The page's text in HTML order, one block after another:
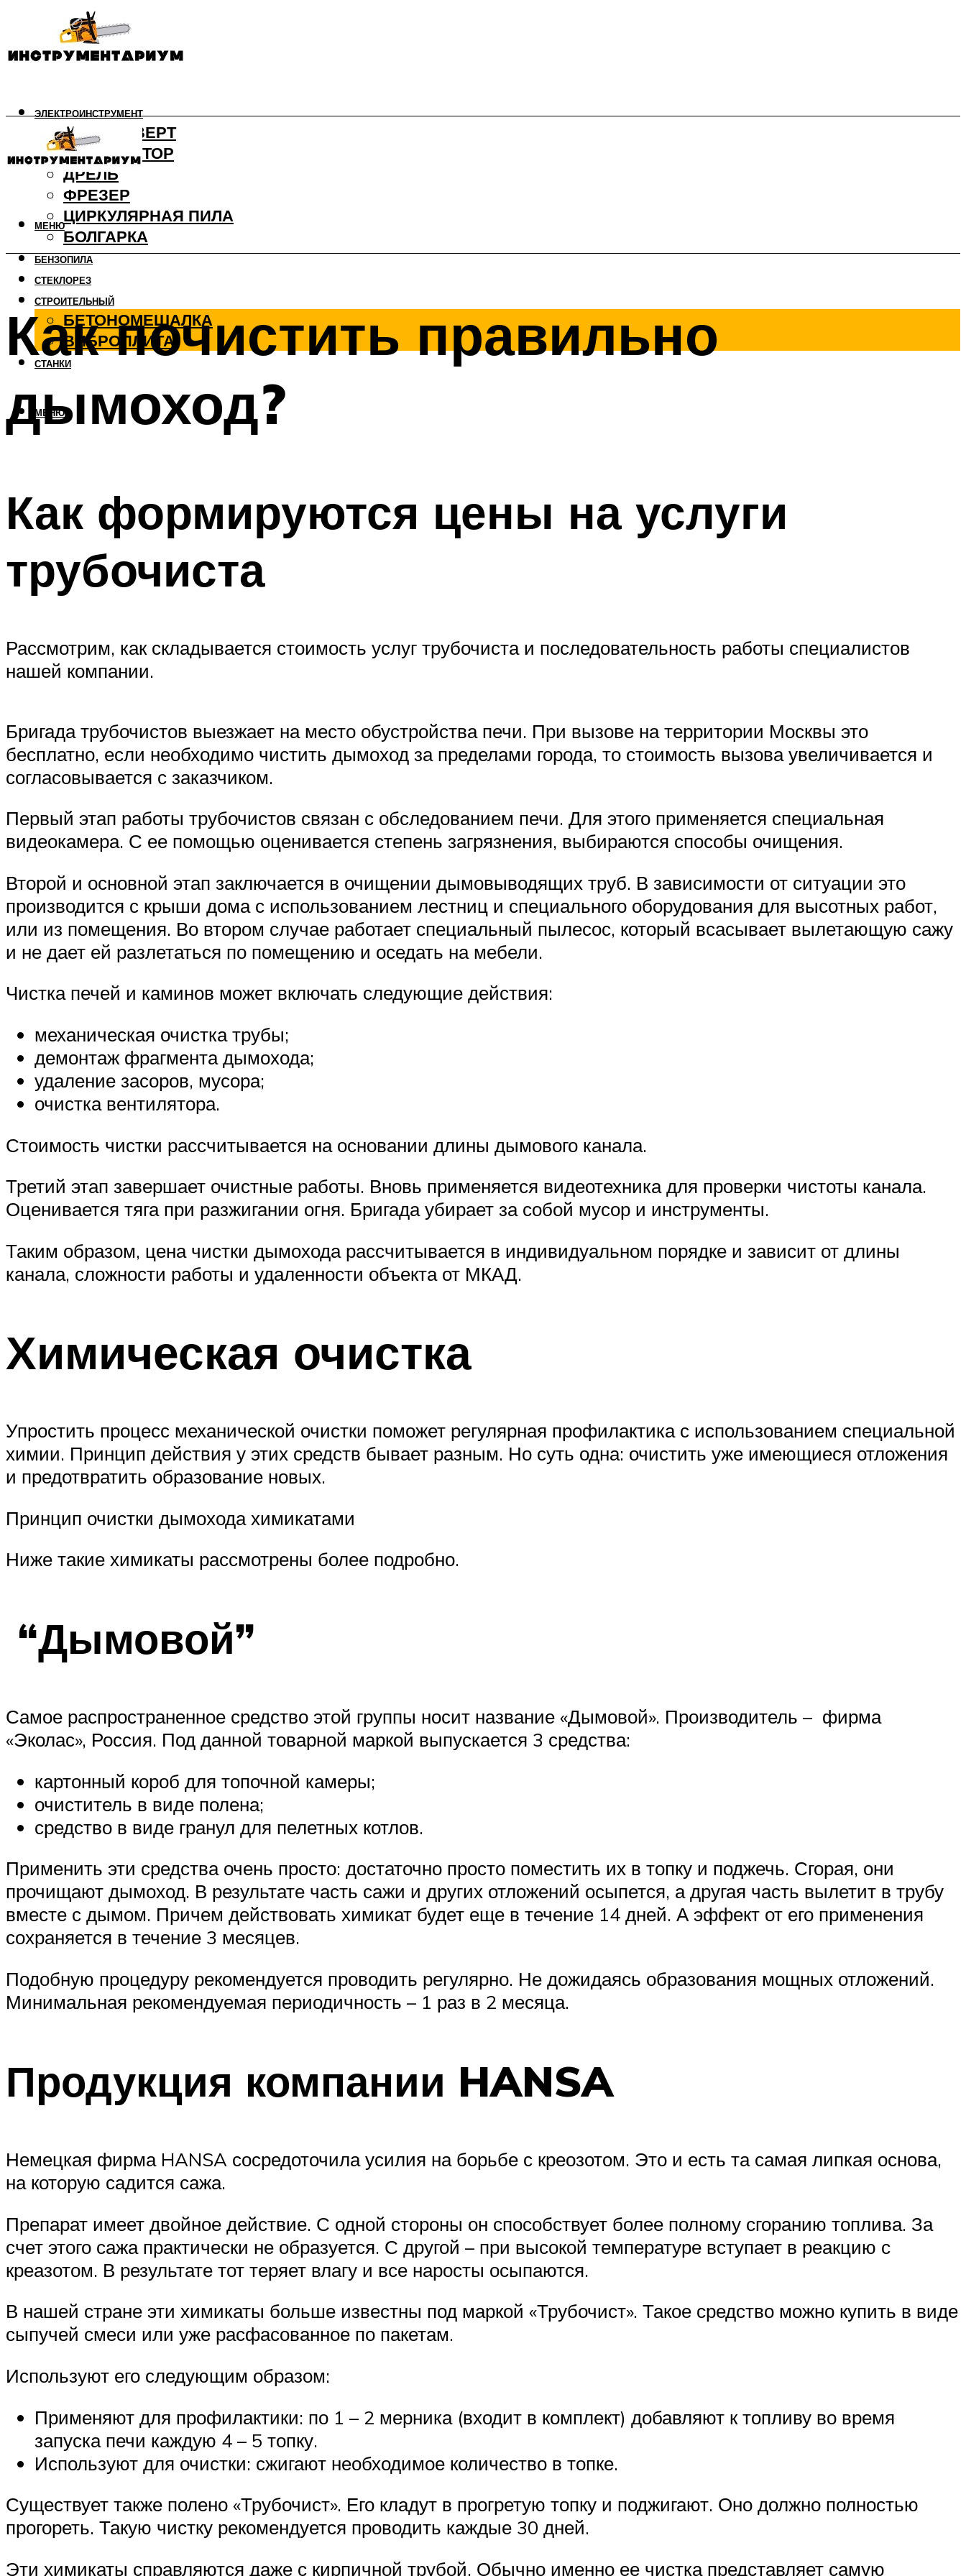
ЭЛЕКТРОИНСТРУМЕНТ
ШУРУПОВЕРТ
ПЕРФОРАТОР
ДРЕЛЬ
ФРЕЗЕР
ЦИРКУЛЯРНАЯ ПИЛА
БОЛГАРКА
БЕНЗОПИЛА
СТЕКЛОРЕЗ
СТРОИТЕЛЬНЫЙ
БЕТОНОМЕШАЛКА
ВИБРОПЛИТА
СТАНКИ
МЕНЮ
МЕНЮ
Как почистить правильно
дымоход?
Как формируются цены на услуги
трубочиста
Рассмотрим, как складывается стоимость услуг трубочиста и последовательность работы специалистов
нашей компании.
Бригада трубочистов выезжает на место обустройства печи. При вызове на территории Москвы это
бесплатно, если необходимо чистить дымоход за пределами города, то стоимость вызова увеличивается и
согласовывается с заказчиком.
Первый этап работы трубочистов связан с обследованием печи. Для этого применяется специальная
видеокамера. С ее помощью оценивается степень загрязнения, выбираются способы очищения.
Второй и основной этап заключается в очищении дымовыводящих труб. В зависимости от ситуации это
производится с крыши дома с использованием лестниц и специального оборудования для высотных работ,
или из помещения. Во втором случае работает специальный пылесос, который всасывает вылетающую сажу
и не дает ей разлетаться по помещению и оседать на мебели.
Чистка печей и каминов может включать следующие действия:
механическая очистка трубы;
демонтаж фрагмента дымохода;
удаление засоров, мусора;
очистка вентилятора.
Стоимость чистки рассчитывается на основании длины дымового канала.
Третий этап завершает очистные работы. Вновь применяется видеотехника для проверки чистоты канала.
Оценивается тяга при разжигании огня. Бригада убирает за собой мусор и инструменты.
Таким образом, цена чистки дымохода рассчитывается в индивидуальном порядке и зависит от длины
канала, сложности работы и удаленности объекта от МКАД.
Химическая очистка
Упростить процесс механической очистки поможет регулярная профилактика с использованием специальной
химии. Принцип действия у этих средств бывает разным. Но суть одна: очистить уже имеющиеся отложения
и предотвратить образование новых.
Принцип очистки дымохода химикатами
Ниже такие химикаты рассмотрены более подробно.
“Дымовой”
Самое распространенное средство этой группы носит название «Дымовой». Производитель – фирма
«Эколас», Россия. Под данной товарной маркой выпускается 3 средства:
картонный короб для топочной камеры;
очиститель в виде полена;
средство в виде гранул для пелетных котлов.
Применить эти средства очень просто: достаточно просто поместить их в топку и поджечь. Сгорая, они
прочищают дымоход. В результате часть сажи и других отложений осыпется, а другая часть вылетит в трубу
вместе с дымом. Причем действовать химикат будет еще в течение 14 дней. А эффект от его применения
сохраняется в течение 3 месяцев.
Подобную процедуру рекомендуется проводить регулярно. Не дожидаясь образования мощных отложений.
Минимальная рекомендуемая периодичность – 1 раз в 2 месяца.
Продукция компании HANSA
Немецкая фирма HANSA сосредоточила усилия на борьбе с креозотом. Это и есть та самая липкая основа,
на которую садится сажа.
Препарат имеет двойное действие. С одной стороны он способствует более полному сгоранию топлива. За
счет этого сажа практически не образуется. С другой – при высокой температуре вступает в реакцию с
креазотом. В результате тот теряет влагу и все наросты осыпаются.
В нашей стране эти химикаты больше известны под маркой «Трубочист». Такое средство можно купить в виде
сыпучей смеси или уже расфасованное по пакетам.
Используют его следующим образом:
Применяют для профилактики: по 1 – 2 мерника (входит в комплект) добавляют к топливу во время
запуска печи каждую 4 – 5 топку.
Используют для очистки: сжигают необходимое количество в топке.
Существует также полено «Трубочист». Его кладут в прогретую топку и поджигают. Оно должно полностью
прогореть. Такую чистку рекомендуется проводить каждые 30 дней.
Эти химикаты справляются даже с кирпичной трубой. Обычно именно ее чистка представляет самую